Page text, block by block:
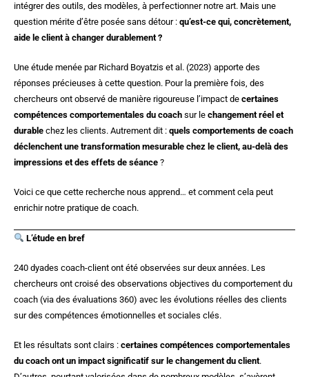
- - Mentoring de coach
- - l’IA au service du coach professionnel
Qui sommes-nous ?
intégrer des outils, des modèles, à perfectionner notre art. Mais une
question mérite d’être posée sans détour : qu’est-ce qui, concrètement,
aide le client à changer durablement ?
Une étude menée par Richard Boyatzis et al. (2023) apporte des
réponses précieuses à cette question. Pour la première fois, des
chercheurs ont observé de manière rigoureuse l’impact de certaines
compétences comportementales du coach sur le changement réel et
durable chez les clients. Autrement dit : quels comportements de coach
déclenchent une transformation mesurable chez le client, au-delà des
impressions et des effets de séance ?
Voici ce que cette recherche nous apprend… et comment cela peut
enrichir notre pratique de coach.
L’étude en bref
240 dyades coach-client ont été observées sur deux années. Les
chercheurs ont croisé des observations objectives du comportement du
coach (via des évaluations 360) avec les évolutions réelles des clients
sur des compétences émotionnelles et sociales clés.
Et les résultats sont clairs : certaines compétences comportementales
du coach ont un impact significatif sur le changement du client.